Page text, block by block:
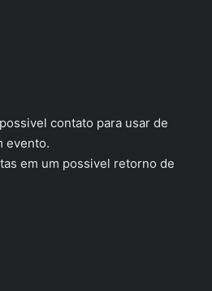
contato para usar de
evento.
em um possivel retorno de